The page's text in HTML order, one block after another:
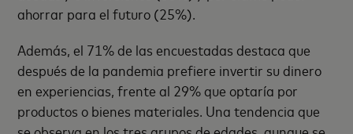
ahorrar para el futuro (25%).
Además, el 71% de las encuestadas destaca que
después de la pandemia prefiere invertir su dinero
en experiencias, frente al 29% que optaría por
productos o bienes materiales. Una tendencia que